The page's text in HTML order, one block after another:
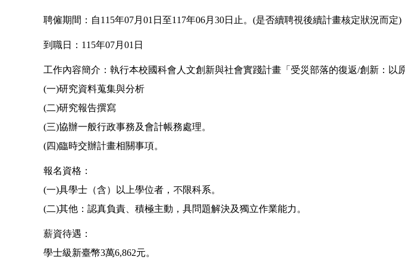
聘僱期間：自115年07月01日至117年06月30日止。(是否續聘視後續計畫核定狀況而定)
到職日：115年07月01日
工作內容簡介：執行本校國科會人文創新與社會實踐計畫「受災部落的復返/創新：
(一)研究資料蒐集與分析
(二)研究報告撰寫
(三)協辦一般行政事務及會計帳務處理。
(四)臨時交辦計畫相關事項。
報名資格：
(一)具學士（含）以上學位者，不限科系。
(二)其他：認真負責、積極主動，具問題解決及獨立作業能力。
薪資待遇：
學士級新臺幣3萬6,862元。